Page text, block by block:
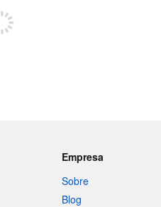
Empresa
Sobre
Blog